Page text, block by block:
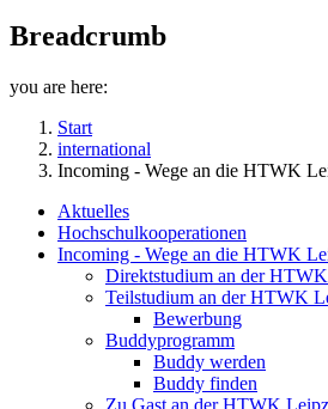
Breadcrumb
you are here:
Start
international
Incoming - Wege an die HTWK
Aktuelles
Hochschulkooperationen
Incoming - Wege an die HTWK
Direktstudium an der
Teilstudium an der HTWK
Bewerbung
Buddyprogramm
Buddy werden
Buddy finden